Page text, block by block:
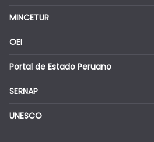
MINCETUR
OEI
Portal de Estado Peruano
SERNAP
UNESCO